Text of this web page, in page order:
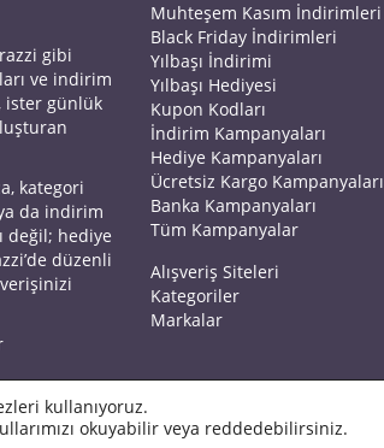
gibi
ve indirim
ister günlük
kategori
da indirim
değil; hediye
düzenli
Muhteşem Kasım İndirimleri
Black Friday İndirimleri
Yılbaşı İndirimi
Yılbaşı Hediyesi
Kupon Kodları
İndirim Kampanyaları
Hediye Kampanyaları
Ücretsiz Kargo Kampanyaları
Banka Kampanyaları
Tüm Kampanyalar
Alışveriş Siteleri
Kategoriler
Markalar
kullanıyoruz.
okuyabilir veya reddedebilirsiniz.